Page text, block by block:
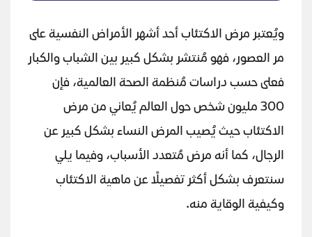
ويُعتبر مرض الاكتئاب أحد أشهر الأمراض النفسية على
مر العصور، فهو مُنتشر بشكل كبير بين الشباب والكبار
فعلى حسب دراسات مُنظمة الصحة العالمية، فإن
300 مليون شخص حول العالم يُعاني من مرض
الاكتئاب حيث يُصيب المرض النساء بشكل كبير عن
الرجال، كما أنه مرض مُتعدد الأسباب، وفيما يلي
سنتعرف بشكل أكثر تفصيلًا عن ماهية الاكتئاب
وكيفية الوقاية منه.